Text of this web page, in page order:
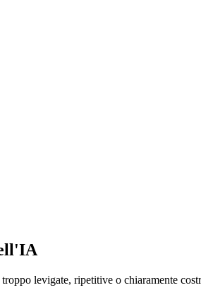
levigate, ripetitive o chiaramente